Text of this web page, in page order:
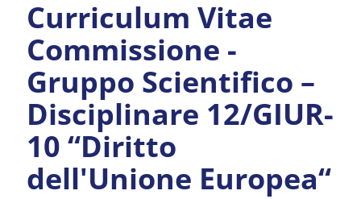
Curriculum Vitae
Commissione -
Gruppo Scientifico –
Disciplinare 12/GIUR-
10 “Diritto
dell'Unione Europea“